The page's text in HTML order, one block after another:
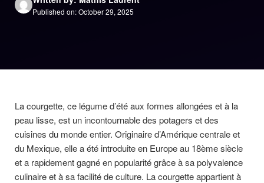
Published on: October 29, 2025
La courgette, ce légume d’été aux formes allongées et à la
peau lisse, est un incontournable des potagers et des
cuisines du monde entier. Originaire d’Amérique centrale et
du Mexique, elle a été introduite en Europe au 18ème siècle
et a rapidement gagné en popularité grâce à sa polyvalence
culinaire et à sa facilité de culture. La courgette appartient à